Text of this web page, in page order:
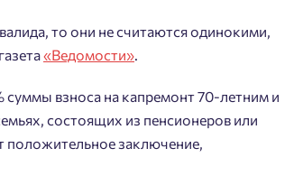
то они не считаются одинокими,
«Ведомости».
суммы взноса на капремонт 70-летним и
состоящих из пенсионеров или
положительное заключение,
пожаловать в
кабинет